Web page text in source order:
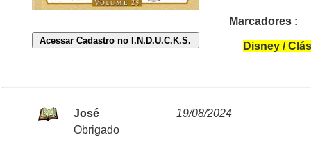
Marcadores :
Disney /
José
19/08/2024
Obrigado